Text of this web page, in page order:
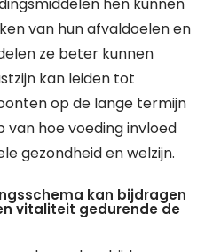
van hun afvaldoelen en
ze beter kunnen
kan leiden tot
op de lange termijn
hoe voeding invloed
gezondheid en welzijn.
kan bijdragen
vitaliteit gedurende de